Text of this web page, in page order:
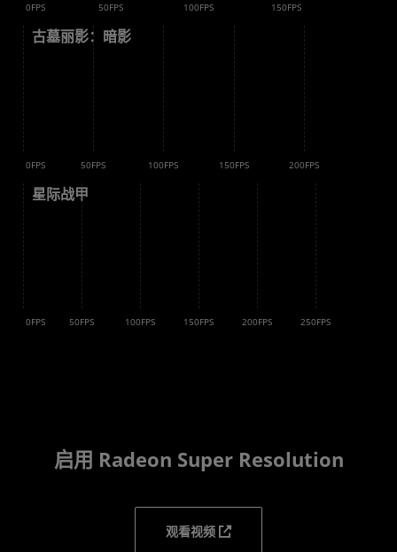
0FPS 50FPS 100FPS 150FPS
古墓丽影：暗影
0FPS 50FPS 100FPS 150FPS 200FPS
星际战甲
0FPS 50FPS 100FPS 150FPS 200FPS 250FPS
启用 Radeon Super Resolution
观看视频